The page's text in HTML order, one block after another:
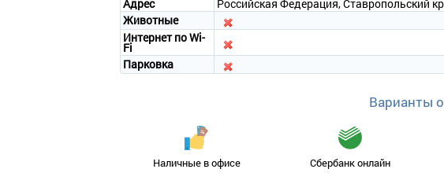
Адрес
Российская Федерация, Ставропольский
Животные
Интернет по Wi-
Fi
Парковка
Варианты
Наличные в офисе Сбербанк онлайн